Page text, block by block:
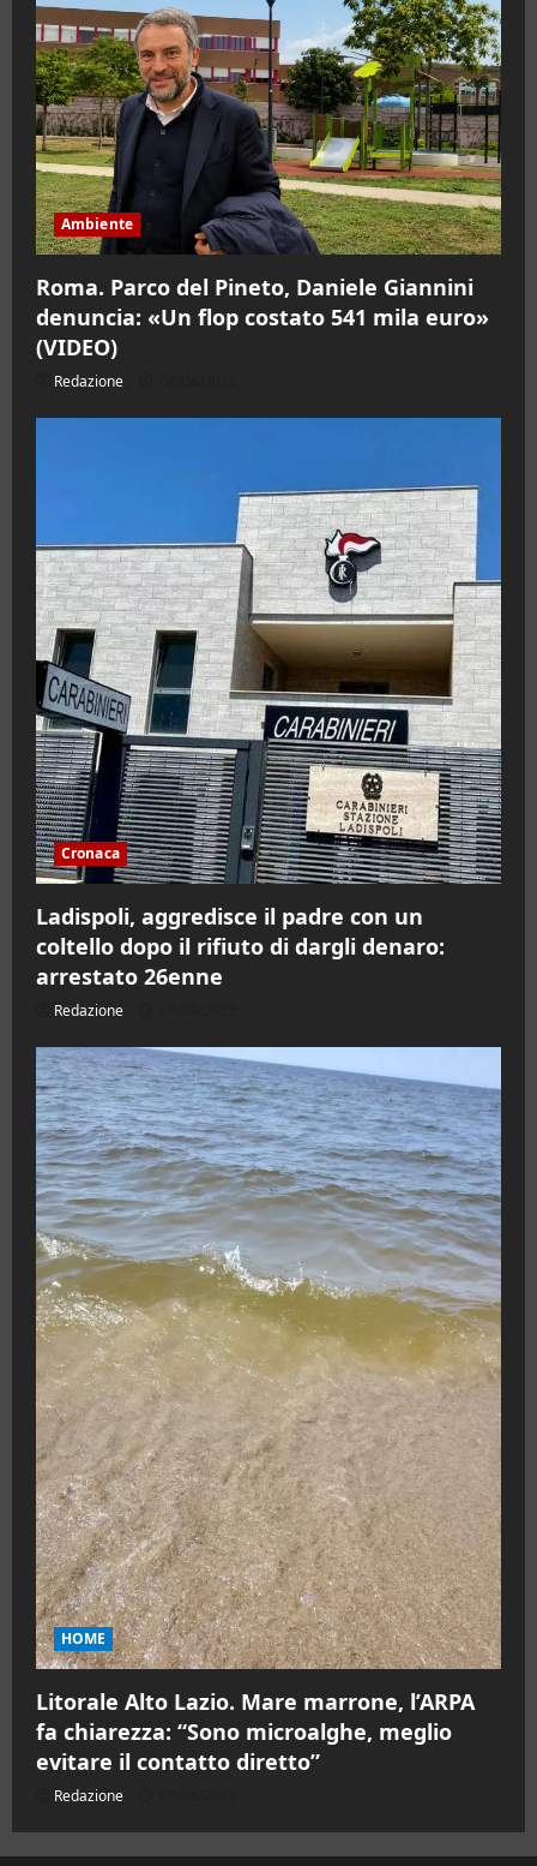
Ambiente
Roma. Parco del Pineto, Daniele Giannini
denuncia: «Un flop costato 541 mila euro»
(VIDEO)
Redazione
Cronaca
Ladispoli, aggredisce il padre con un
coltello dopo il rifiuto di dargli denaro:
arrestato 26enne
Redazione
HOME
Litorale Alto Lazio. Mare marrone, l’ARPA
fa chiarezza: “Sono microalghe, meglio
evitare il contatto diretto”
Redazione